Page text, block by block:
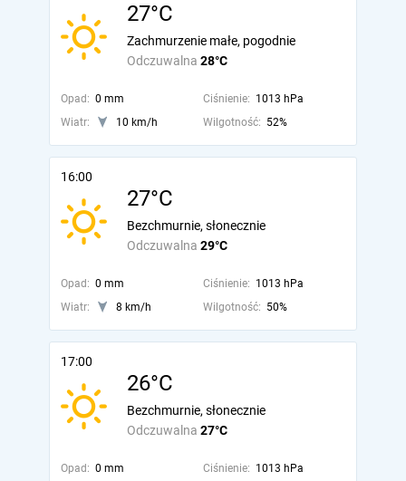
27°C
Odczuwalna 28°C
Zachmurzenie małe, pogodnie
Opad: 0 mm Ciśnienie: 1013 hPa
Wiatr:
10 km/h Wilgotność: 52%
16:00
27°C
Odczuwalna 29°C
Bezchmurnie, słonecznie
Opad: 0 mm Ciśnienie: 1013 hPa
Wiatr:
8 km/h Wilgotność: 50%
17:00
26°C
Odczuwalna 27°C
Bezchmurnie, słonecznie
Opad: 0 mm Ciśnienie: 1013 hPa